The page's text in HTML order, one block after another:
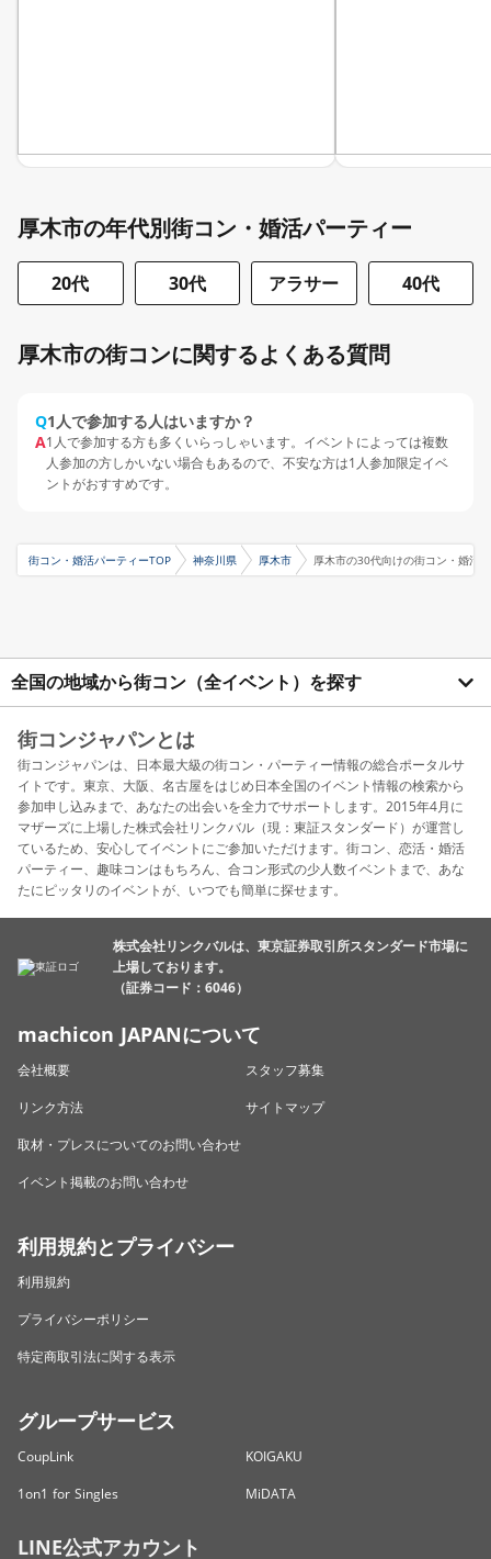
厚木市の年代別街コン・婚活パーティー
20代 30代 アラサー 40代
厚木市の街コンに関するよくある質問
Q1人で参加する人はいますか？
A1人で参加する方も多くいらっしゃいます。イベントによっては複数
人参加の方しかいない場合もあるので、不安な方は1人参加限定イベ
ントがおすすめです。
街コン・婚活パーティーTOP 神奈川県 厚木市 厚木市の30代向けの街コン・婚活
全国の地域から街コン（全イベント）を探す
街コンジャパンとは
街コンジャパンは、日本最大級の街コン・パーティー情報の総合ポータルサ
イトです。東京、大阪、名古屋をはじめ日本全国のイベント情報の検索から
参加申し込みまで、あなたの出会いを全力でサポートします。2015年4月に
マザーズに上場した株式会社リンクバル（現：東証スタンダード）が運営し
ているため、安心してイベントにご参加いただけます。街コン、恋活・婚活
パーティー、趣味コンはもちろん、合コン形式の少人数イベントまで、あな
たにピッタリのイベントが、いつでも簡単に探せます。
株式会社リンクバルは、東京証券取引所スタンダード市場に
上場しております。
（証券コード：6046）
machicon JAPANについて
会社概要
スタッフ募集
リンク方法
サイトマップ
取材・プレスについてのお問い合わせ
イベント掲載のお問い合わせ
利用規約とプライバシー
利用規約
プライバシーポリシー
特定商取引法に関する表示
グループサービス
CoupLink
KOIGAKU
1on1 for Singles
MiDATA
LINE公式アカウント